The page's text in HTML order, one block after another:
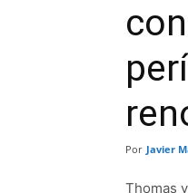
Por Javier
Thomas